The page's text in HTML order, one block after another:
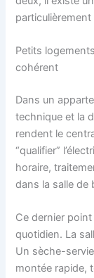
Petits
cohérent
Dans un
technique et la
rendent le
“qualifier”
horaire,
dans la salle de
Ce dernier
quotidien. La
Un sèche-
montée rapide,